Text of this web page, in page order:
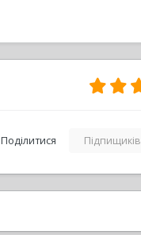
Поділитися Підпищиків